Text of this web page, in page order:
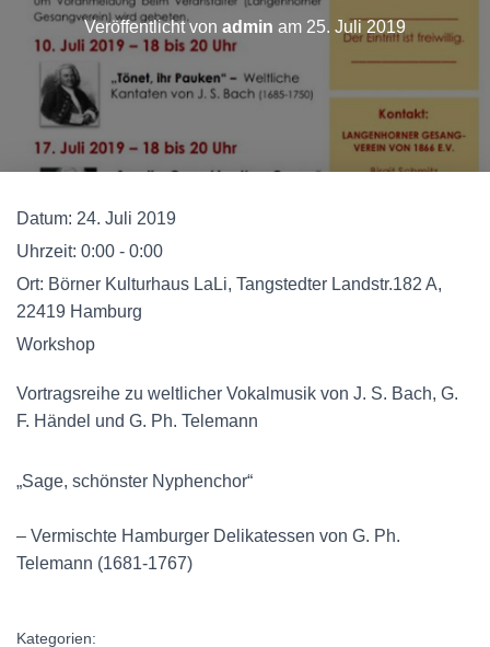
C
L
E
N
Veröffentlicht von admin am 25. Juli 2019
Datum: 24. Juli 2019
Uhrzeit: 0:00 - 0:00
Ort: Börner Kulturhaus LaLi, Tangstedter Landstr.182 A,
22419 Hamburg
Workshop
Vortragsreihe zu weltlicher Vokalmusik von J. S. Bach, G.
F. Händel und G. Ph. Telemann
„Sage, schönster Nyphenchor“
– Vermischte Hamburger Delikatessen von G. Ph.
Telemann (1681-1767)
Kategorien: